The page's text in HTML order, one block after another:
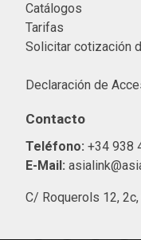
Catálogos
Tarifas
Solicitar cotización
Declaración de
Contacto
Teléfono: +34 938
E-Mail:
C/ Roquerols 12,